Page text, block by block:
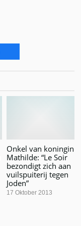
Onkel van koningin
Mathilde: “Le Soir
bezondigt zich aan
vuilspuiterij tegen
Joden”
17 Oktober 2013